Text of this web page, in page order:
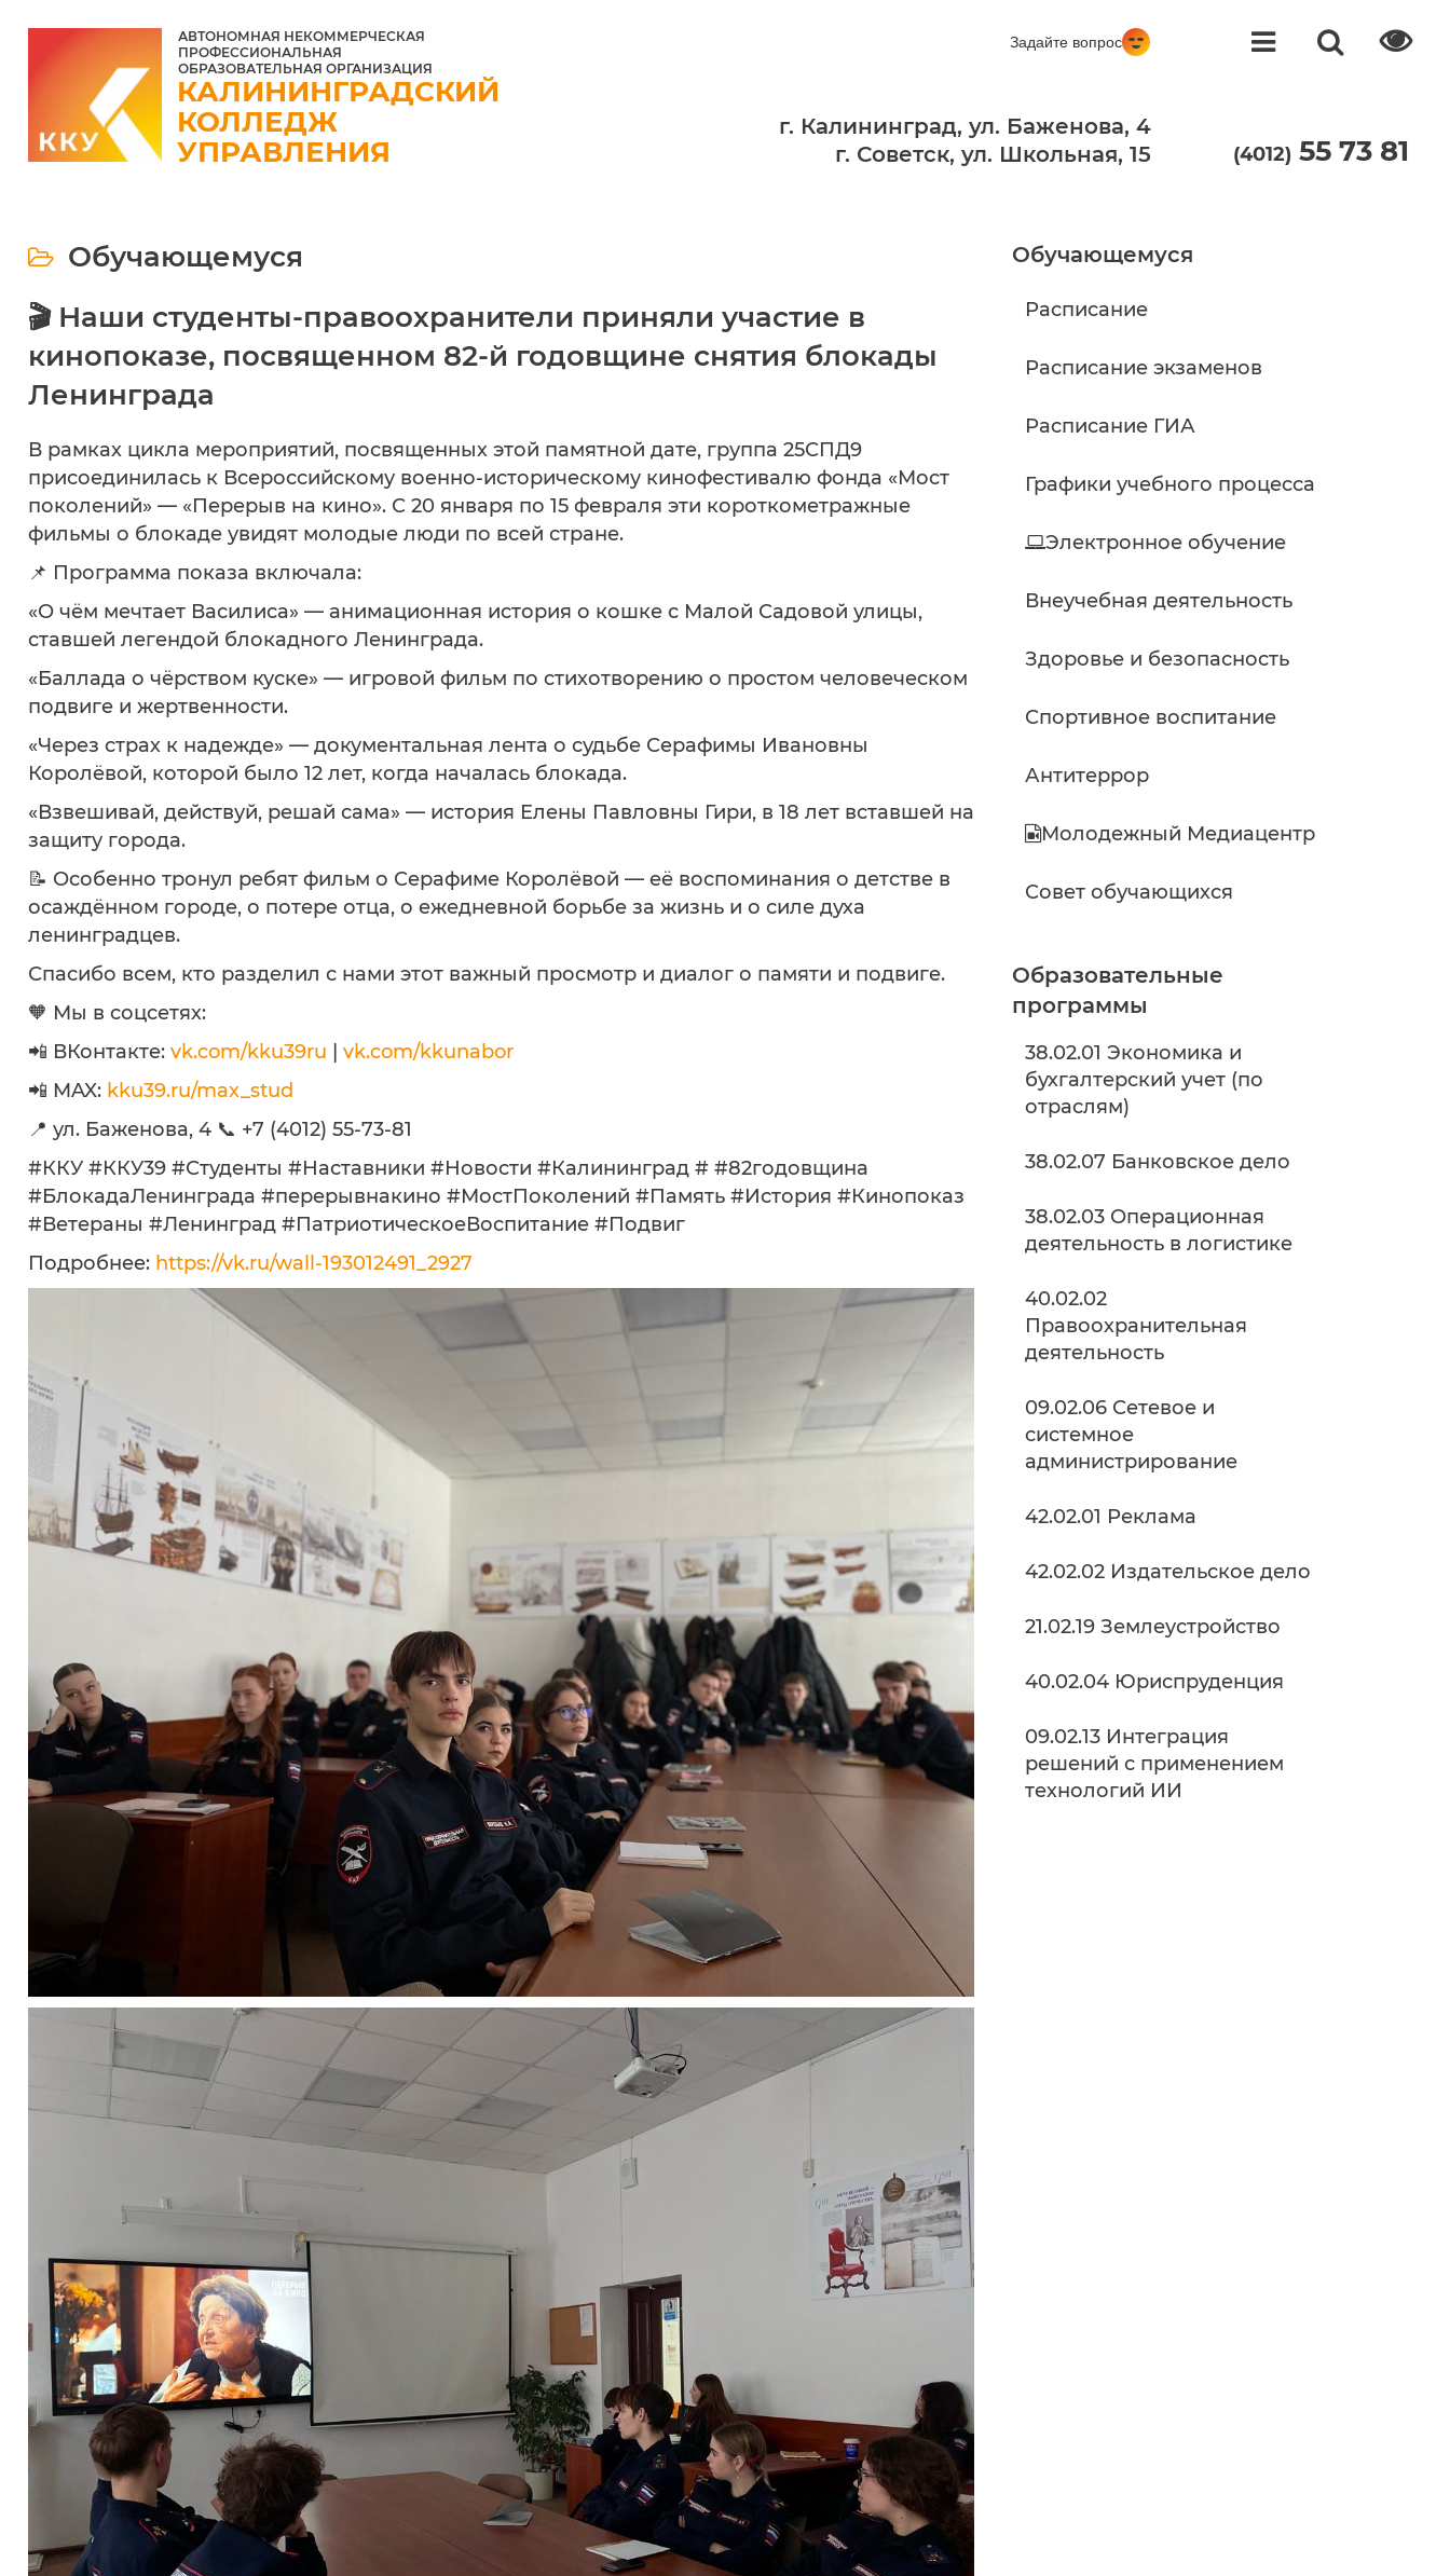
АВТОНОМНАЯ НЕКОММЕРЧЕСКАЯ
ПРОФЕССИОНАЛЬНАЯ
ОБРАЗОВАТЕЛЬНАЯ ОРГАНИЗАЦИЯ
КАЛИНИНГРАДСКИЙ
КОЛЛЕДЖ
УПРАВЛЕНИЯ
г. Калининград, ул. Баженова, 4
г. Советск, ул. Школьная, 15
(4012) 55 73 81
Задайте вопрос
Обучающемуся
🎬 Наши студенты-правоохранители приняли участие в
кинопоказе, посвященном 82-й годовщине снятия блокады
Ленинграда
В рамках цикла мероприятий, посвященных этой памятной дате, группа 25СПД9
присоединилась к Всероссийскому военно-историческому кинофестивалю фонда «Мост
поколений» — «Перерыв на кино». С 20 января по 15 февраля эти короткометражные
фильмы о блокаде увидят молодые люди по всей стране.
📌 Программа показа включала:
«О чём мечтает Василиса» — анимационная история о кошке с Малой Садовой улицы,
ставшей легендой блокадного Ленинграда.
«Баллада о чёрством куске» — игровой фильм по стихотворению о простом человеческом
подвиге и жертвенности.
«Через страх к надежде» — документальная лента о судьбе Серафимы Ивановны
Королёвой, которой было 12 лет, когда началась блокада.
«Взвешивай, действуй, решай сама» — история Елены Павловны Гири, в 18 лет вставшей на
защиту города.
📝 Особенно тронул ребят фильм о Серафиме Королёвой — её воспоминания о детстве в
осаждённом городе, о потере отца, о ежедневной борьбе за жизнь и о силе духа
ленинградцев.
Спасибо всем, кто разделил с нами этот важный просмотр и диалог о памяти и подвиге.
🧡 Мы в соцсетях:
📲 ВКонтакте: vk.com/kku39ru
vk.com/kkunabor
📲 MAX: kku39.ru/max_stud
📍 ул. Баженова, 4 📞 +7 (4012) 55-73-81
#ККУ #ККУ39 #Студенты #Наставники #Новости #Калининград # #82годовщина
#БлокадаЛенинграда #перерывнакино #МостПоколений #Память #История #Кинопоказ
#Ветераны #Ленинград #ПатриотическоеВоспитание #Подвиг
Подробнее: https://vk.ru/wall-193012491_2927
Обучающемуся
Расписание
Расписание экзаменов
Расписание ГИА
Графики учебного процесса
Электронное обучение
Внеучебная деятельность
Здоровье и безопасность
Спортивное воспитание
Антитеррор
Молодежный Медиацентр
Совет обучающихся
Образовательные
программы
38.02.01 Экономика и
бухгалтерский учет (по
отраслям)
38.02.07 Банковское дело
38.02.03 Операционная
деятельность в логистике
40.02.02
Правоохранительная
деятельность
09.02.06 Сетевое и
системное
администрирование
42.02.01 Реклама
42.02.02 Издательское дело
21.02.19 Землеустройство
40.02.04 Юриспруденция
09.02.13 Интеграция
решений с применением
технологий ИИ